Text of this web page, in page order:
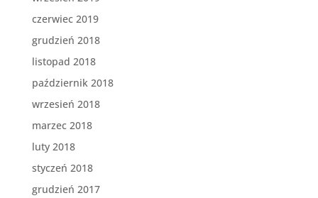
czerwiec 2019
grudzień 2018
listopad 2018
październik 2018
wrzesień 2018
marzec 2018
luty 2018
styczeń 2018
grudzień 2017